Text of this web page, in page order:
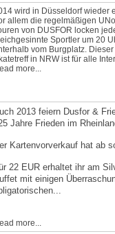
wird in Düsseldorf wieder
allem die regelmäßigen
von DUSFOR locken
Sportler um 20
vom Burgplatz.
in NRW ist für alle
more...
2013 feiern Dusfor &
Jahre Frieden im
Kartenvorverkauf hat ab
22 EUR erhaltet ihr am
mit einigen
more...